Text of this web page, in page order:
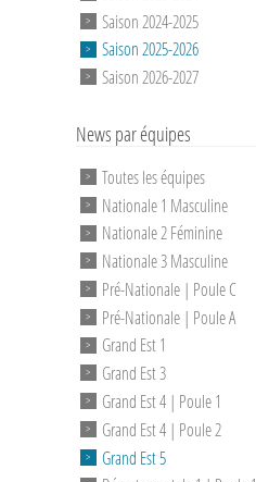
Saison 2024-2025
Saison 2025-2026
Saison 2026-2027
News par équipes
Toutes les équipes
Nationale 1 Masculine
Nationale 2 Féminine
Nationale 3 Masculine
Pré-Nationale | Poule C
Pré-Nationale | Poule A
Grand Est 1
Grand Est 3
Grand Est 4 | Poule 1
Grand Est 4 | Poule 2
Grand Est 5